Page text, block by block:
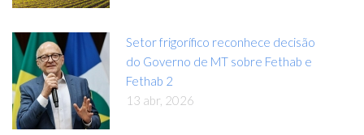
Setor frigorífico reconhece decisão
do Governo de MT sobre Fethab e
Fethab 2
13 abr, 2026